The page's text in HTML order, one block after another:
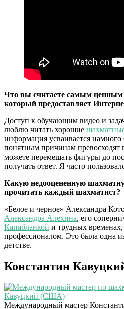
Что вы считаете самым
который предоставляет
Доступ к обучающим видео и
люблю читать хорошие
информация усваивается намного
понятным причинам превосходят
можете перемещать фигуры до
получать ответ. Я часто
Какую недооцененную
прочитать каждый шахматист?
«Белое и черное» Александра
Александра Алехина, его
Капабланкой и трудных
профессионалом. Это была одна
детстве.
Константин
Международный мастер